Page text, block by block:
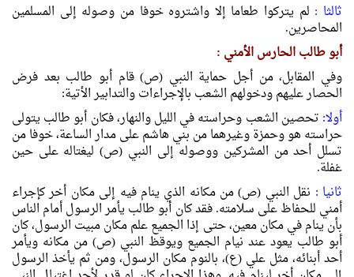
ثالثا : لم يتركوا طعاما إلا واشتروه خوفا من وصوله إلى المسلمين
المحاصرين.
أبو طالب الحارس الأمني :
وفي المقابل، من أجل حماية النبي (ص) قام أبو طالب بعد فرض
الحصار عليهم ودخولهم الشعب بالإجراءات والتدابير الأتية:
أولا: تحصين الشعب وحراسته في الليل والنهار، فكان أبو طالب يتولى
حراسته هو وحمزة وغيرهما من بني هاشم على مدار الساعة، خوفا من
تسلل أحد من المشركين ووصوله إلى النبي (ص) ليغتاله على حين
غفلة.
ثانيا : نقل النبي (ص) من مكانه الذي ينام فيه إلى مكان أخر كإجراء
أمني للحفاظ على سلامته. فقد كان أبو طالب يأمر الرسول أمام الناس
بأن ينام في مكان معين، حتى إذا الجميع علم مكان مبيت الرسول، كان
أبو طالب يعود عند نيام الجميع ويوقظ النبي (ص) من مكانه ويأمر
أحد أبنائه، مثل علي (ع)، بالنوم مكان الرسول، ومن ثم يأخذ الرسول